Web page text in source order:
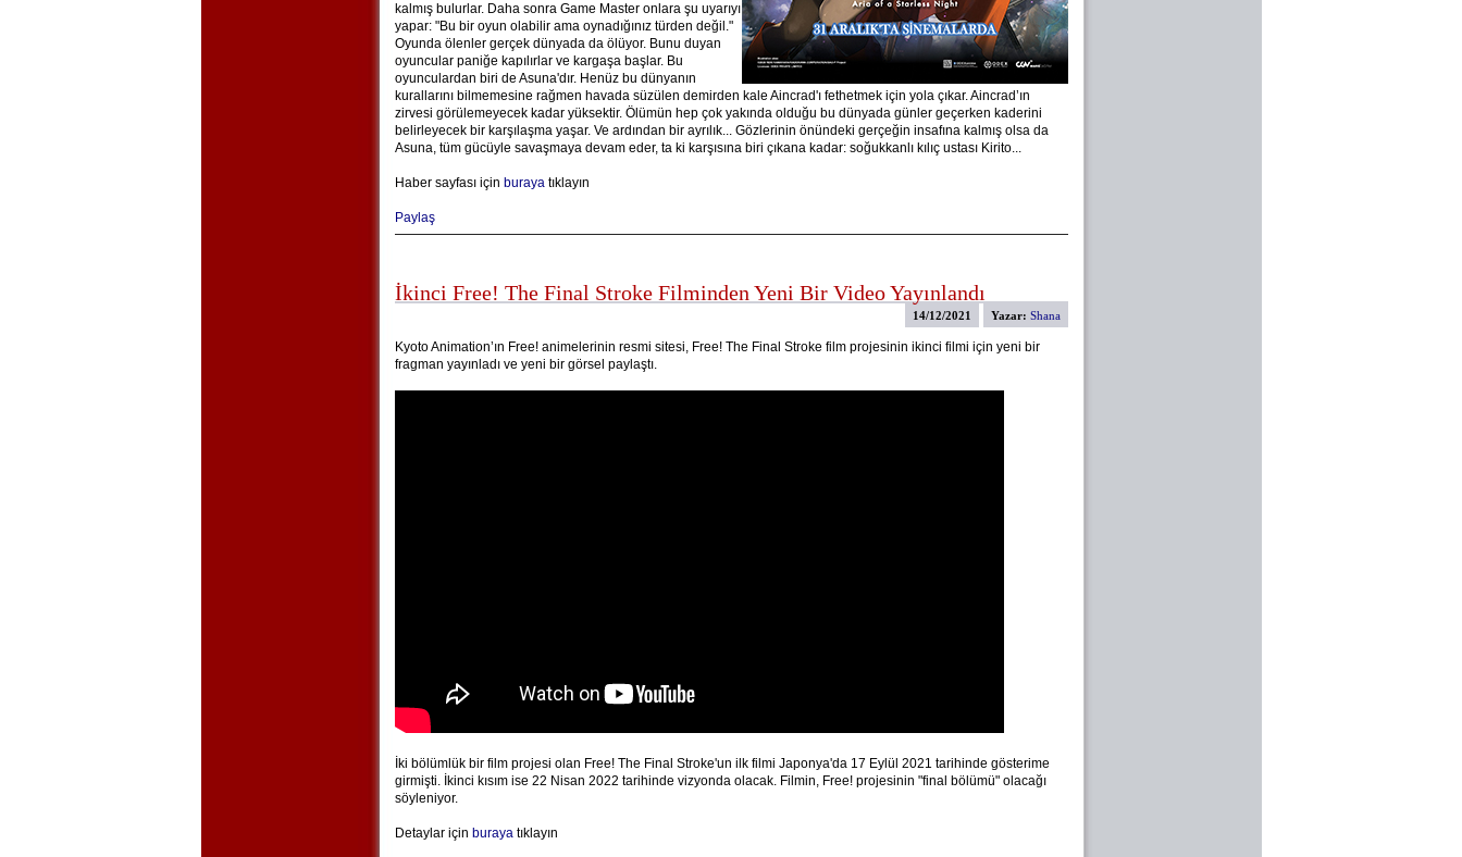
kalmış bulurlar. Daha sonra Game Master onlara şu uyarıyı
yapar: "Bu bir oyun olabilir ama oynadığınız türden değil."
Oyunda ölenler gerçek dünyada da ölüyor. Bunu duyan
oyuncular paniğe kapılırlar ve kargaşa başlar. Bu
oyunculardan biri de Asuna'dır. Henüz bu dünyanın
kurallarını bilmemesine rağmen havada süzülen demirden kale Aincrad'ı fethetmek için yola çıkar. Aincrad’ın
zirvesi görülemeyecek kadar yüksektir. Ölümün hep çok yakında olduğu bu dünyada günler geçerken kaderini
belirleyecek bir karşılaşma yaşar. Ve ardından bir ayrılık... Gözlerinin önündeki gerçeğin insafına kalmış olsa da
Asuna, tüm gücüyle savaşmaya devam eder, ta ki karşısına biri çıkana kadar: soğukkanlı kılıç ustası Kirito...
Haber sayfası için burayatıklayın
Paylaş
İkinci Free! The Final Stroke Filminden Yeni Bir Video Yayınlandı
Yazar: Shana
14/12/2021
Kyoto Animation’ın Free! animelerinin resmi sitesi, Free! The Final Stroke film projesinin ikinci filmi için yeni bir
fragman yayınladı ve yeni bir görsel paylaştı.
İki bölümlük bir film projesi olan Free! The Final Stroke'un ilk filmi Japonya'da 17 Eylül 2021 tarihinde gösterime
girmişti. İkinci kısım ise 22 Nisan 2022 tarihinde vizyonda olacak. Filmin, Free! projesinin "final bölümü" olacağı
söyleniyor.
Detaylar için burayatıklayın